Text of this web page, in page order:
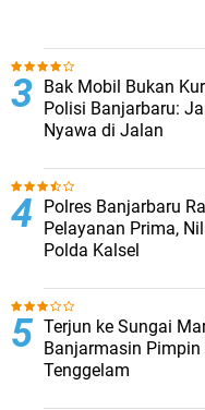
Bak Mobil Bukan
Polisi Banjarbaru:
Nyawa di Jalan
Polres Banjarbaru
Pelayanan Prima,
Polda Kalsel
Terjun ke Sungai
Banjarmasin Pimpin
Tenggelam